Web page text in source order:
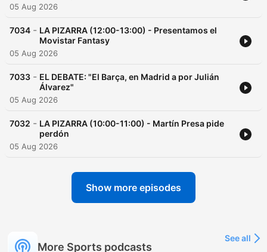
05 Aug 2026
7034 - LA PIZARRA (12:00-13:00) - Presentamos el
Movistar Fantasy
05 Aug 2026
7033 - EL DEBATE: "El Barça, en Madrid a por Julián
Álvarez"
05 Aug 2026
7032 - LA PIZARRA (10:00-11:00) - Martín Presa pide
perdón
05 Aug 2026
Show more episodes
More Sports podcasts
See all